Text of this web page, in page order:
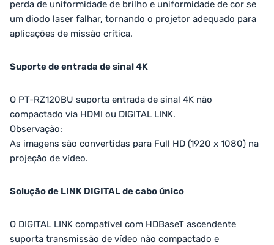
perda de uniformidade de brilho e uniformidade de cor se
um diodo laser falhar, tornando o projetor adequado para
aplicações de missão crítica.
Suporte de entrada de sinal 4K
O PT-RZ120BU suporta entrada de sinal 4K não
compactado via HDMI ou DIGITAL LINK.
Observação:
As imagens são convertidas para Full HD (1920 x 1080) na
projeção de vídeo.
Solução de LINK DIGITAL de cabo único
O DIGITAL LINK compatível com HDBaseT ascendente
suporta transmissão de vídeo não compactado e